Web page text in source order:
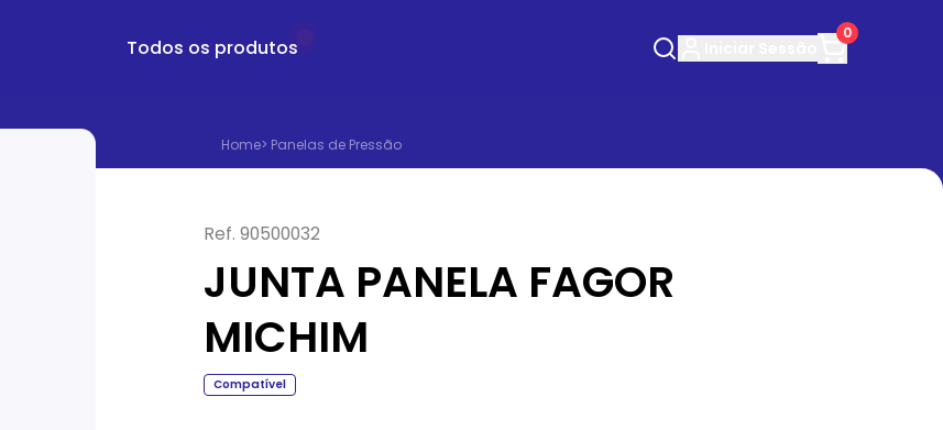
Todos os produtos
0
Home> Panelas de Pressão
Ref. 90500032
JUNTA PANELA FAGOR
MICHIM
Compatível